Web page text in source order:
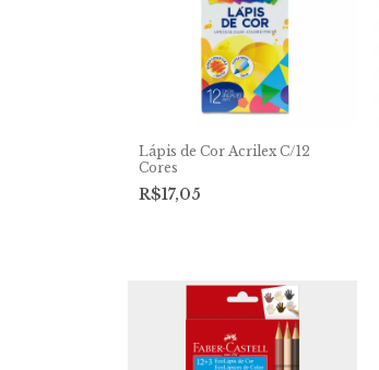
Lápis de Cor Acrilex C/12
Cores
R$17,05